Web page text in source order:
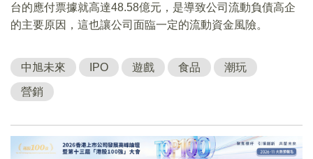
台的應付票據就高達48.58億元，是導致公司流動負債高企
的主要原因，這也讓公司面臨一定的流動資金風險。
中旭未來 IPO 遊戲 食品 潮玩
營銷